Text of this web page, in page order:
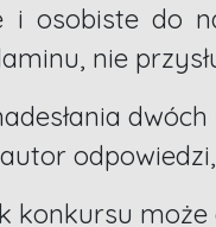
i osobiste do
nie
konkursu